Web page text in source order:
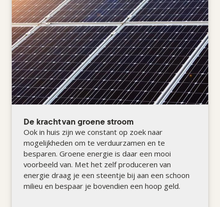
De kracht van groene stroom
Ook in huis zijn we constant op zoek naar
mogelijkheden om te verduurzamen en te
besparen. Groene energie is daar een mooi
voorbeeld van. Met het zelf produceren van
energie draag je een steentje bij aan een schoon
milieu en bespaar je bovendien een hoop geld.